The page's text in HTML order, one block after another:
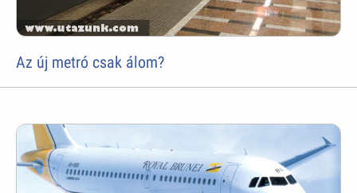
Az új metró csak álom?